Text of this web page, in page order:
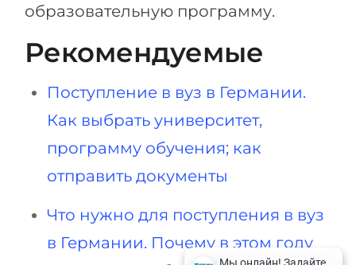
образовательную программу.
Рекомендуемые
Поступление в вуз в Германии.
Как выбрать университет,
программу обучения; как
отправить документы
Что нужно для поступления в вуз
в Германии. Почему в этом году